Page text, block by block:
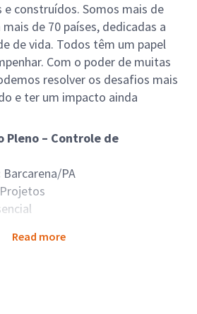
construídos. Somos mais de
de 70 países, dedicadas a
de vida. Todos têm um papel
Com o poder de muitas
resolver os desafios mais
e ter um impacto ainda
Pleno – Controle de
Barcarena/PA
e Tarefas:
Read more